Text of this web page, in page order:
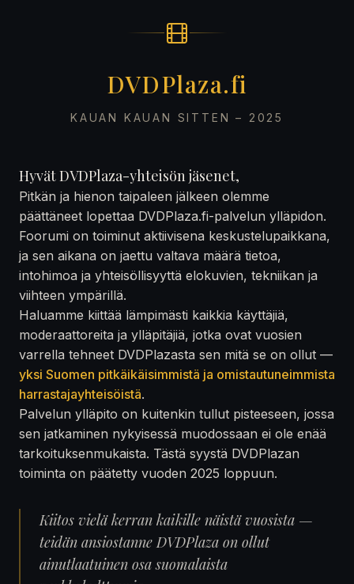
DVDPlaza.fi
KAUAN KAUAN SITTEN – 2025
Hyvät DVDPlaza-yhteisön jäsenet,
Pitkän ja hienon taipaleen jälkeen olemme
päättäneet lopettaa DVDPlaza.fi-palvelun ylläpidon.
Foorumi on toiminut aktiivisena keskustelupaikkana,
ja sen aikana on jaettu valtava määrä tietoa,
intohimoa ja yhteisöllisyyttä elokuvien, tekniikan ja
viihteen ympärillä.
Haluamme kiittää lämpimästi kaikkia käyttäjiä,
moderaattoreita ja ylläpitäjiä, jotka ovat vuosien
varrella tehneet DVDPlazasta sen mitä se on ollut —
yksi Suomen pitkäikäisimmistä ja omistautuneimmista
harrastajayhteisöistä.
Palvelun ylläpito on kuitenkin tullut pisteeseen, jossa
sen jatkaminen nykyisessä muodossaan ei ole enää
tarkoituksenmukaista. Tästä syystä DVDPlazan
toiminta on päätetty vuoden 2025 loppuun.
Kiitos vielä kerran kaikille näistä vuosista —
teidän ansiostanne DVDPlaza on ollut
ainutlaatuinen osa suomalaista